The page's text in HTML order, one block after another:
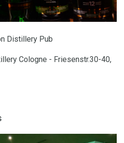
Distillery Pub
Cologne - Friesenstr.30-40,